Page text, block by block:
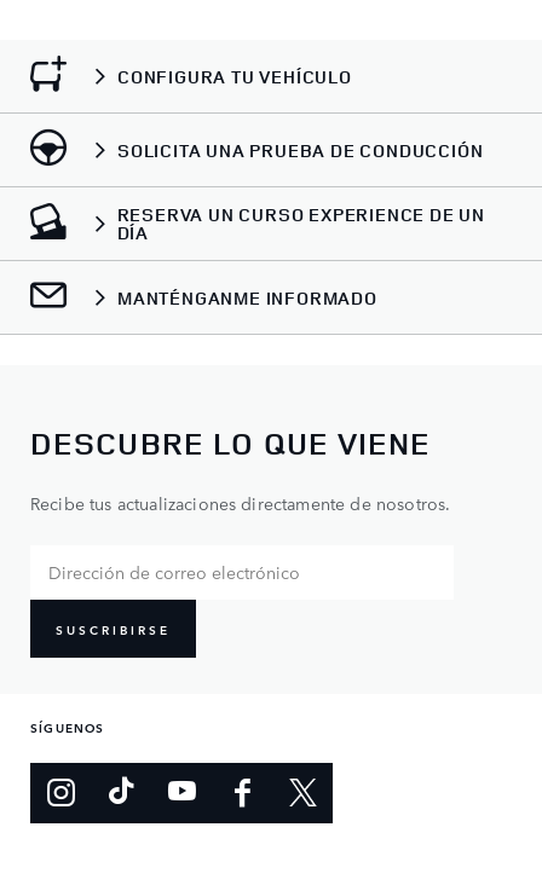
CONFIGURA TU VEHÍCULO
SOLICITA UNA PRUEBA DE CONDUCCIÓN
RESERVA UN CURSO EXPERIENCE DE UN
DÍA
MANTÉNGANME INFORMADO
DESCUBRE LO QUE VIENE
Recibe tus actualizaciones directamente de nosotros.
SUSCRIBIRSE
SÍGUENOS